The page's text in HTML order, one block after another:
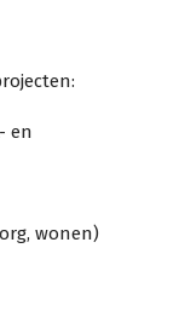
en
wonen)